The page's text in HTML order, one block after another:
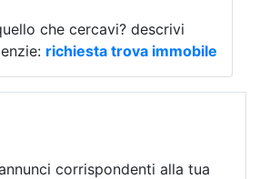
che cercavi? descrivi
richiesta trova immobile
corrispondenti alla tua